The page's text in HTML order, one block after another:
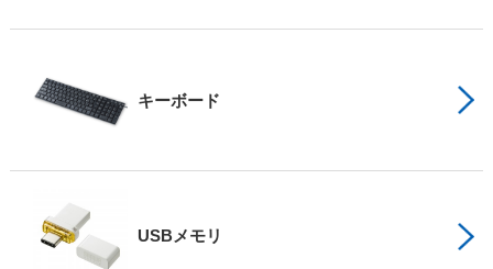
キーボード
USBメモリ